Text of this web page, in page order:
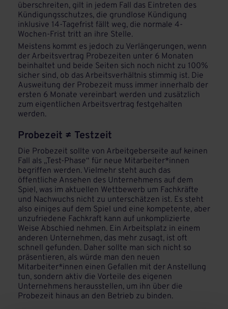
überschreiten, gilt in jedem Fall das Eintreten des
Kündigungsschutzes, die grundlose Kündigung
inklusive 14-Tagefrist fällt weg, die normale 4-
Wochen-Frist tritt an ihre Stelle.
Meistens kommt es jedoch zu Verlängerungen, wenn
der Arbeitsvertrag Probezeiten unter 6 Monaten
beinhaltet und beide Seiten sich noch nicht zu 100%
sicher sind, ob das Arbeitsverhältnis stimmig ist. Die
Ausweitung der Probezeit muss immer innerhalb der
ersten 6 Monate vereinbart werden und zusätzlich
zum eigentlichen Arbeitsvertrag festgehalten
werden.
Probezeit ≠ Testzeit
Die Probezeit sollte von Arbeitgeberseite auf keinen
Fall als „Test-Phase“ für neue Mitarbeiter*innen
begriffen werden. Vielmehr steht auch das
öffentliche Ansehen des Unternehmens auf dem
Spiel, was im aktuellen Wettbewerb um Fachkräfte
und Nachwuchs nicht zu unterschätzen ist. Es steht
also einiges auf dem Spiel und eine kompetente, aber
unzufriedene Fachkraft kann auf unkomplizierte
Weise Abschied nehmen. Ein Arbeitsplatz in einem
anderen Unternehmen, das mehr zusagt, ist oft
schnell gefunden. Daher sollte man sich nicht so
präsentieren, als würde man den neuen
Mitarbeiter*innen einen Gefallen mit der Anstellung
tun, sondern aktiv die Vorteile des eigenen
Unternehmens herausstellen, um ihn über die
Probezeit hinaus an den Betrieb zu binden.